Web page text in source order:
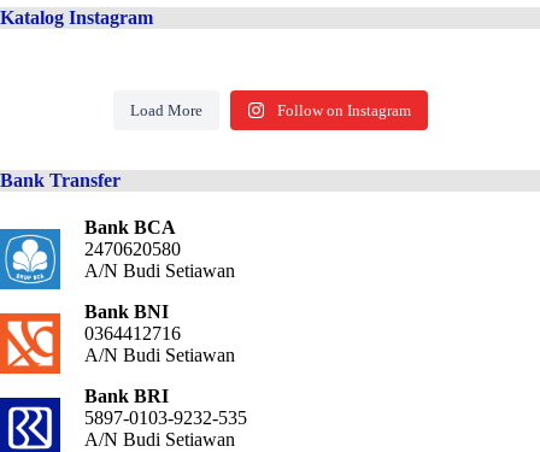
Katalog Instagram
Load More Follow on Instagram
Bank Transfer
Bank BCA
2470620580
A/N Budi Setiawan
Bank BNI
0364412716
A/N Budi Setiawan
Bank BRI
5897-0103-9232-535
A/N Budi Setiawan